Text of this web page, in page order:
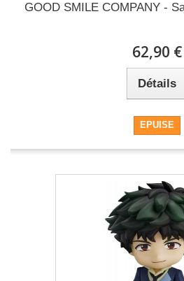
GOOD SMILE COMPANY -
62,90 €
Détails
EPUISE